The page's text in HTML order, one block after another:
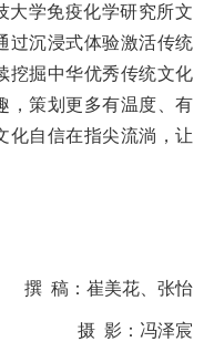
大学免疫化学研究所文
过沉浸式体验激活传统
挖掘中华优秀传统文化
，策划更多有温度、有
化自信在指尖流淌，让
撰 稿：崔美花、张怡
摄 影：冯泽宸